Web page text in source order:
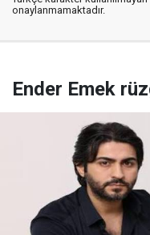
onaylanmamaktadır.
Ender Emek